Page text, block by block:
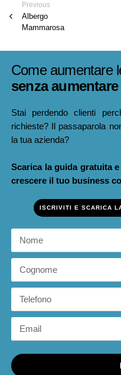
Previous
Albergo
Mammarosa
Come aumentare
senza
Stai perdendo clienti
richieste? Il passaparola
la tua azienda?
Scarica la guida gratuita
crescere il tuo business
ISCRIVITI E SCARICA